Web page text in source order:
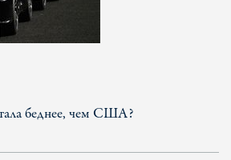
беднее, чем США?